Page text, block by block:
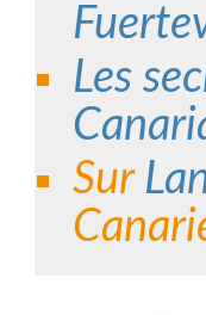
Les
Sur